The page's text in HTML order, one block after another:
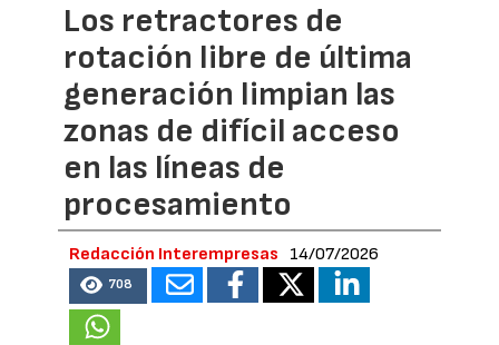
Los retractores de
rotación libre de última
generación limpian las
zonas de difícil acceso
en las líneas de
procesamiento
Redacción Interempresas 14/07/2026
708